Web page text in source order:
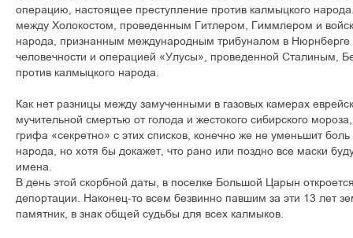
операцию, настоящее преступление против калмыцкого
между Холокостом, проведенным Гитлером, Гиммлером и
народа, признанным международным трибуналом в Нюрнберге
человечности и операцией «Улусы», проведенной Сталиным,
против калмыцкого народа.
Как нет разницы между замученными в газовых камерах
мучительной смертью от голода и жестокого сибирского
грифа «секретно» с этих списков, конечно же не уменьшит
народа, но хотя бы докажет, что рано или поздно все маски
имена.
В день этой скорбной даты, в поселке Большой Царын
депортации. Наконец-то всем безвинно павшим за эти 13 лет
памятник, в знак общей судьбы для всех калмыков.